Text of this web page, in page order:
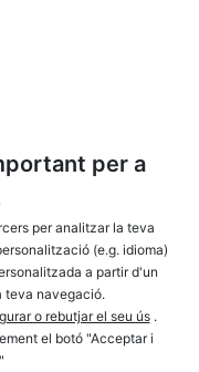
per a
per analitzar la teva
(e.g. idioma)
a partir d'un
teva navegació.
o rebutjar el seu ús.
el botó "Acceptar i
DE COOKIES